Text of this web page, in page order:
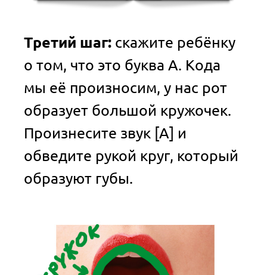
Третий шаг: скажите ребёнку
о том, что это буква А. Кода
мы её произносим, у нас рот
образует большой кружочек.
Произнесите звук [А] и
обведите рукой круг, который
образуют губы.